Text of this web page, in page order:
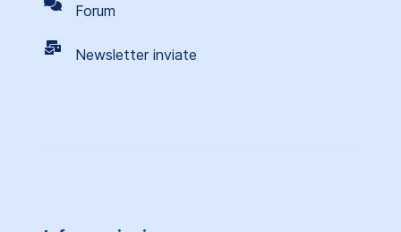
Forum
Newsletter inviate